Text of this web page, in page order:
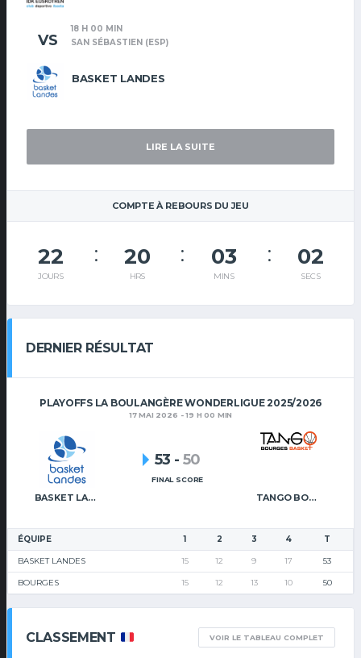
BASKET LANDES
VS
18 H 00 MIN
SAN SÉBASTIEN (ESP)
LIRE LA SUITE
COMPTE À REBOURS DU JEU
22
JOURS
20
HRS
03
MINS
01
SECS
DERNIER RÉSULTAT
PLAYOFFS LA BOULANGÈRE WONDERLIGUE 2025/2026
17 MAI 2026 - 19 H 00 MIN
BASKET LANDES TANGO BOURGES BASKET
53 - 50
FINAL SCORE
ÉQUIPE 1 2 3 4 T
BASKET LANDES 15 12 9 17 53
BOURGES 15 12 13 10 50
CLASSEMENT VOIR LE TABLEAU COMPLET